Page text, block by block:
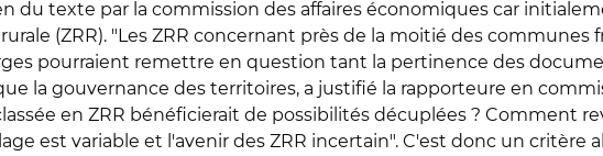
du texte par la commission des affaires économiques car
(ZRR). "Les ZRR concernant près de la moitié des communes
pourraient remettre en question tant la pertinence des
la gouvernance des territoires, a justifié la rapporteure en
en ZRR bénéficierait de possibilités décuplées ? Comment
est variable et l'avenir des ZRR incertain". C'est donc un critère